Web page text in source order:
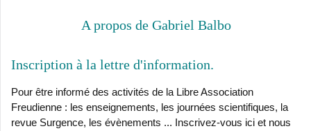
A propos de Gabriel Balbo
Inscription à la lettre d'information
Pour être informé des activités de la Libre Association
Freudienne : les enseignements, les journées scientifiques, la
revue Surgence, les évènements ... Inscrivez-vous ici et nous